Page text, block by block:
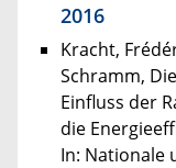
2016
Kracht,
Schramm,
Einfluss der
die
In: Nationale